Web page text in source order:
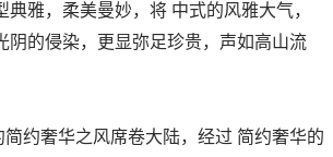
典雅，柔美曼妙，将 中式的风雅大气，
阴的侵染，更显弥足珍贵，声如高山流
约奢华之风席卷大陆，经过 简约奢华的